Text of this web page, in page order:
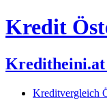
Kredit
Kreditvergleich